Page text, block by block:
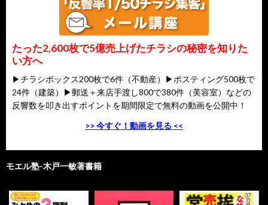
たった2,600枚で5億売上げたチラシの秘密を知りた
い方へ
▶チラシボックス200枚で6件（不動産）▶ポスティング500枚で
24件（建築）▶郵送＋来店手渡し800で380件（美容室）などの
反響数を叩き出すポイントを期間限定で無料の動画を公開中！
>> 今すぐ！動画を見る <<
モエル塾-木戸一敏著書籍